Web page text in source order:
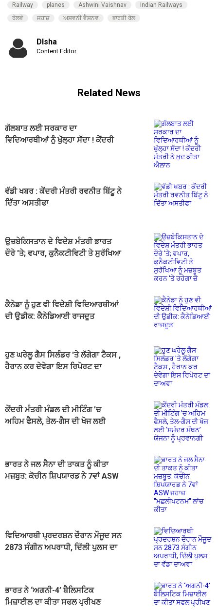
Railway planes Ashwini Vaishnav
Indian Railways
ਰੇਲਵੇ
ਜਹਾਜ਼ ਅਸ਼ਵਨੀ ਵੈਸ਼ਨਵ ਭਾਰਤੀ ਰੇਲ
DIsha
Content Editor
Related News
ਗੱਲਬਾਤ ਲਈ ਸਰਕਾਰ ਦਾ
ਵਿਦਿਆਰਥੀਆਂ ਨੂੰ ਖੁੱਲ੍ਹਾ ਸੱਦਾ ! ਕੇਂਦਰੀ
ਵੱਡੀ ਖਬਰ : ਕੇਂਦਰੀ ਮੰਤਰੀ ਰਵਨੀਤ ਬਿੱਟੂ ਨੇ
ਦਿੱਤਾ ਅਸਤੀਫਾ
ਉਜ਼ਬੇਕਿਸਤਾਨ ਦੇ ਵਿਦੇਸ਼ ਮੰਤਰੀ ਭਾਰਤ
ਦੌਰੇ 'ਤੇ; ਵਪਾਰ, ਕੁਨੈਕਟੀਵਿਟੀ ਤੇ ਸੁਰੱਖਿਆ
ਕੈਨੇਡਾ ਨੂੰ ਹੁਣ ਵੀ ਵਿਦੇਸ਼ੀ ਵਿਦਿਆਰਥੀਆਂ
ਦੀ ਉਡੀਕ: ਕੈਨੇਡਿਆਈ ਰਾਜਦੂਤ
ਹੁਣ ਘਰੇਲੂ ਗੈਸ ਸਿਲੰਡਰ 'ਤੇ ਲੱਗੇਗਾ ਟੈਕਸ ,
ਹੈਰਾਨ ਕਰ ਦੇਵੇਗਾ ਇਸ ਰਿਪੋਰਟ ਦਾ
ਕੇਂਦਰੀ ਮੰਤਰੀ ਮੰਡਲ ਦੀ ਮੀਟਿੰਗ ’ਚ
ਅਹਿਮ ਫੈਸਲੇ, ਤੇਲ-ਗੈਸ ਦੀ ਖੋਜ ਲਈ
ਭਾਰਤ ਨੇ ਜਲ ਸੈਨਾ ਦੀ ਤਾਕਤ ਨੂੰ ​​ਕੀਤਾ
ਮਜ਼ਬੂਤ: ਕੋਚੀਨ ਸ਼ਿਪਯਾਰਡ ਨੇ 7ਵਾਂ ASW
ਵਿਦਿਆਰਥੀ ਪ੍ਰਦਰਸ਼ਨ ਦੌਰਾਨ ਮੌਜੂਦ ਸਨ
2873 ਸੰਗੀਨ ਅਪਰਾਧੀ, ਦਿੱਲੀ ਪੁਲਸ ਦਾ
ਭਾਰਤ ਨੇ ‘ਅਗਨੀ-4’ ਬੈਲਿਸਟਿਕ
ਮਿਜ਼ਾਈਲ ਦਾ ਕੀਤਾ ਸਫਲ ਪ੍ਰੀਖਣ